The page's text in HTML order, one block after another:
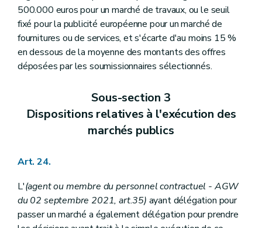
500.000 euros pour un marché de travaux, ou le seuil
fixé pour la publicité européenne pour un marché de
fournitures ou de services, et s'écarte d'au moins 15 %
en dessous de la moyenne des montants des offres
déposées par les soumissionnaires sélectionnés.
Sous-section 3
Dispositions relatives à l'exécution des
marchés publics
Art. 24.
L'(agent ou membre du personnel contractuel - AGW
du 02 septembre 2021, art.35) ayant délégation pour
passer un marché a également délégation pour prendre